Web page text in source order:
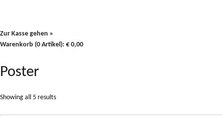
Zur Kasse gehen »
Warenkorb (0 Artikel): € 0,00
Poster
Showing all 5 results